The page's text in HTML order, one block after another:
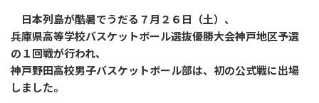
日本列島が酷暑でうだる７月２６日（土）、
兵庫県高等学校バスケットボール選抜優勝大会神戸地区予選
の１回戦が行われ、
神戸野田高校男子バスケットボール部は、初の公式戦に出場
しました。